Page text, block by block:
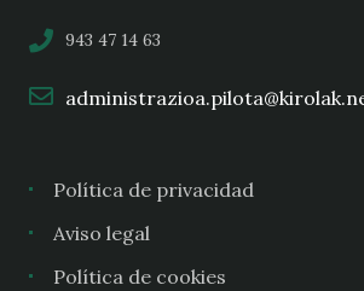
943 47 14 63
Política de privacidad
Aviso legal
Política de cookies